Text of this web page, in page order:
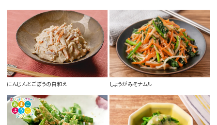
にんじんとごぼうの白和え しょうがみそナムル